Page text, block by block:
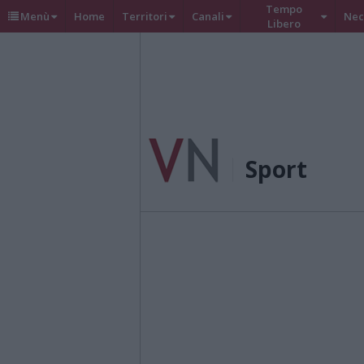
Menù Home Territori Canali
Tempo
Libero
Sport